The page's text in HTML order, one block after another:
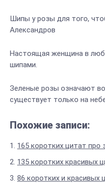
Шипы у розы для того,
Александров
Настоящая женщина в
шипами.
Зеленые розы означают
существует только на
Похожие записи:
165 коротких цитат про
135 коротких красивых
86 коротких и